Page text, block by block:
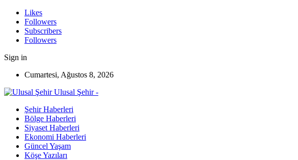
Likes
Followers
Subscribers
Followers
Sign in
Cumartesi, Ağustos 8, 2026
Ulusal Şehir -
Şehir Haberleri
Bölge Haberleri
Siyaset Haberleri
Ekonomi Haberleri
Güncel Yaşam
Köşe Yazıları